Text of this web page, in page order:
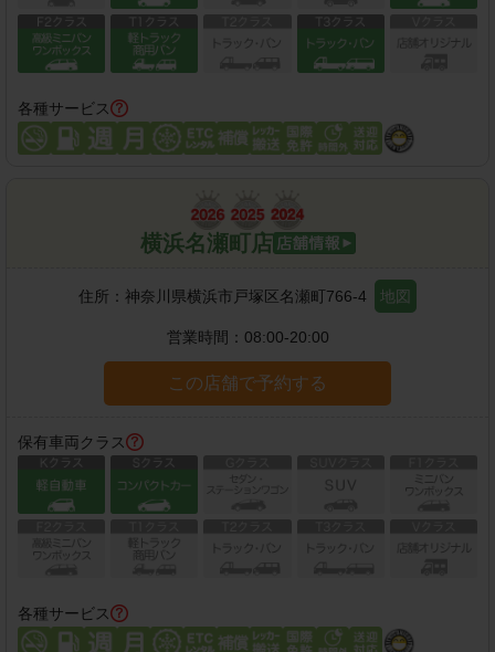
各種サービス
横浜名瀬町店
住所： 神奈川県横浜市戸塚区名瀬町766-4 地図
営業時間： 08:00-20:00
この店舗で予約する
保有車両クラス
各種サービス